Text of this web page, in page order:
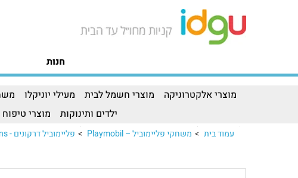
חנות
מוצרי אלקטרוניקה מוצרי חשמל לבית מעילי יוניקלו
ילדים ותינוקות
מוצרי טיפוח
עמוד בית > משחקי פליימוביל – Playmobil > פליימוביל דרקונים - Playmobil Dragons